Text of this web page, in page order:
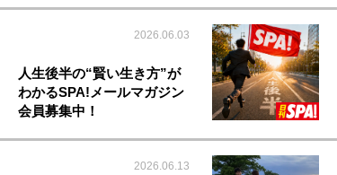
2026.06.03
人生後半の“賢い生き方”が
わかるSPA!メールマガジン
会員募集中！
2026.06.13